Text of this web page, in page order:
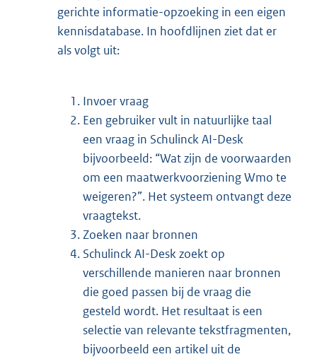
gerichte informatie-opzoeking in een eigen
kennisdatabase. In hoofdlijnen ziet dat er
als volgt uit:
Invoer vraag
Een gebruiker vult in natuurlijke taal
een vraag in Schulinck AI-Desk
bijvoorbeeld: “Wat zijn de voorwaarden
om een maatwerkvoorziening Wmo te
weigeren?”. Het systeem ontvangt deze
vraagtekst.
Zoeken naar bronnen
Schulinck AI-Desk zoekt op
verschillende manieren naar bronnen
die goed passen bij de vraag die
gesteld wordt. Het resultaat is een
selectie van relevante tekstfragmenten,
bijvoorbeeld een artikel uit de